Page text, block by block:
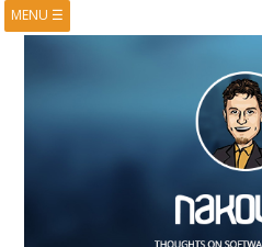
MENU ☰